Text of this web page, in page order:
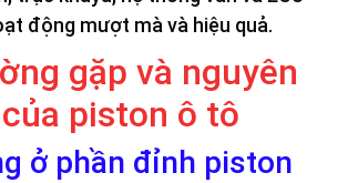
động mượt mà và hiệu quả.
gặp và nguyên
piston ô tô
ở phần đỉnh piston